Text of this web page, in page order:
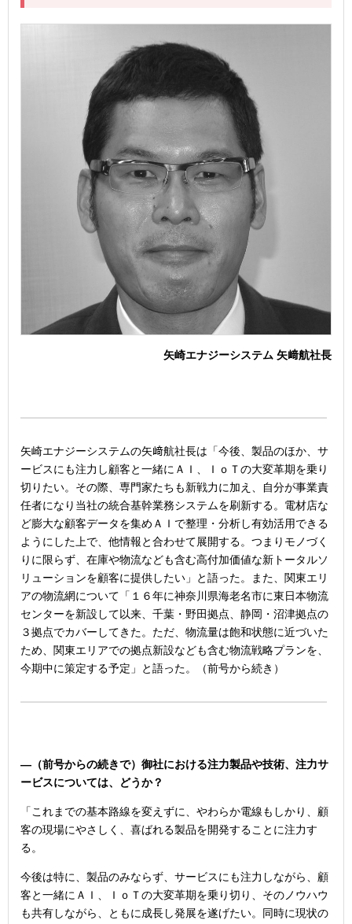
矢崎エナジーシステム 矢﨑航社長
矢崎エナジーシステムの矢﨑航社長は「今後、製品のほか、サ
ービスにも注力し顧客と一緒にＡＩ、ＩｏＴの大変革期を乗り
切りたい。その際、専門家たちも新戦力に加え、自分が事業責
任者になり当社の統合基幹業務システムを刷新する。電材店な
ど膨大な顧客データを集めＡＩで整理・分析し有効活用できる
ようにした上で、他情報と合わせて展開する。つまりモノづく
りに限らず、在庫や物流なども含む高付加価値な新トータルソ
リューションを顧客に提供したい」と語った。また、関東エリ
アの物流網について「１６年に神奈川県海老名市に東日本物流
センターを新設して以来、千葉・野田拠点、静岡・沼津拠点の
３拠点でカバーしてきた。ただ、物流量は飽和状態に近づいた
ため、関東エリアでの拠点新設なども含む物流戦略プランを、
今期中に策定する予定」と語った。（前号から続き）
―（前号からの続きで）御社における注力製品や技術、注力サ
ービスについては、どうか？
「これまでの基本路線を変えずに、やわらか電線もしかり、顧
客の現場にやさしく、喜ばれる製品を開発することに注力す
る。
今後は特に、製品のみならず、サービスにも注力しながら、顧
客と一緒にＡＩ、ＩｏＴの大変革期を乗り切り、そのノウハウ
も共有しながら、ともに成長し発展を遂げたい。同時に現状の